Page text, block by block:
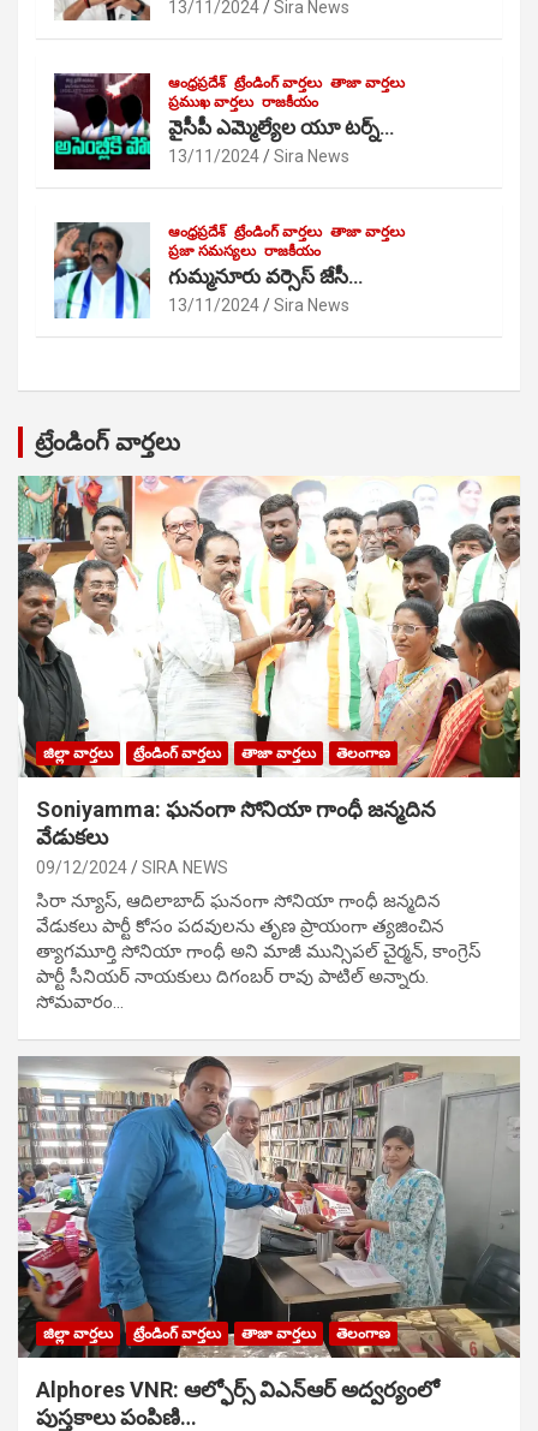
13/11/2024 Sira News
ఆంధ్రప్రదేశ్ ట్రేండింగ్ వార్తలు తాజా వార్తలు
ప్రముఖ వార్తలు రాజకీయం
వైసీపీ ఎమ్మెల్యేల యూ టర్న్…
13/11/2024 Sira News
ఆంధ్రప్రదేశ్ ట్రేండింగ్ వార్తలు తాజా వార్తలు
ప్రజా సమస్యలు రాజకీయం
గుమ్మనూరు వర్సెస్ జేసీ…
13/11/2024 Sira News
ట్రేండింగ్ వార్తలు
జిల్లా వార్తలు ట్రేండింగ్ వార్తలు తాజా వార్తలు తెలంగాణ
Soniyamma: ఘ‌నంగా సోనియా గాంధీ జ‌న్మ‌దిన
వేడుక‌లు
09/12/2024 SIRA NEWS
సిరా న్యూస్, ఆదిలాబాద్ ఘ‌నంగా సోనియా గాంధీ జ‌న్మ‌దిన
వేడుక‌లు పార్టీ కోసం ప‌ద‌వుల‌ను తృణ ప్రాయంగా త్య‌జించిన
త్యాగమూర్తి సోనియా గాంధీ అని మాజీ మున్సిప‌ల్ చైర్మ‌న్, కాంగ్రెస్
పార్టీ సీనియ‌ర్ నాయ‌కులు దిగంబ‌ర్ రావు పాటిల్ అన్నారు.
సోమవారం…
జిల్లా వార్తలు ట్రేండింగ్ వార్తలు తాజా వార్తలు తెలంగాణ
Alphores VNR: ఆల్ఫోర్స్ విఎన్ఆర్ అద్వర్యంలో
పుస్తకాలు పంపిణి…